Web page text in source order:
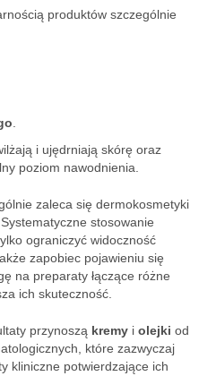
produktów szczególnie
i ujędrniają skórę oraz
poziom nawodnienia.
zaleca się dermokosmetyki
stosowanie
ograniczyć widoczność
zapobiec pojawieniu się
na preparaty łączące różne
ich skuteczność.
przynoszą kremy i olejki od
które zazwyczaj
kliniczne potwierdzające ich